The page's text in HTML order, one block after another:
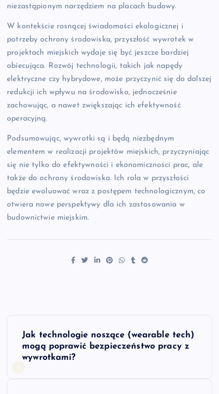
niezastąpionym narzędziem na placach budowy.
W kontekście rosnącej świadomości ekologicznej i
potrzeby ochrony środowiska, przyszłość wywrotek w
projektach miejskich wydaje się być jeszcze bardziej
obiecująca. Rozwój technologii, takich jak napędy
elektryczne czy hybrydowe, może przyczynić się do dalszej
redukcji ich wpływu na środowisko, jednocześnie
zachowując, a nawet zwiększając ich efektywność
operacyjną.
Podsumowując, wywrotki są i będą niezbędnym
elementem w realizacji projektów miejskich, przyczyniając
się nie tylko do efektywności i ekonomiczności prac, ale
także do ochrony środowiska. Ich rola w przyszłości
będzie ewoluować wraz z postępem technologicznym, co
otwiera nowe perspektywy dla ich zastosowania w
budownictwie miejskim.
NJak technologie noszące (wearable tech)
mogą poprawić bezpieczeństwo pracy z
wywrotkami?